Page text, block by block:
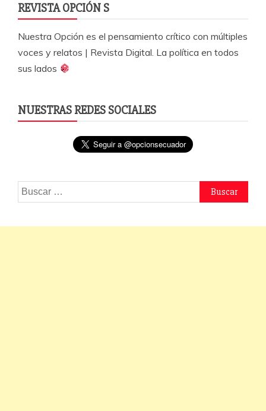
REVISTA OPCIÓN S
Nuestra Opción es el pensamiento crítico con múltiples
voces y relatos | Revista Digital. La política en todos
sus lados
NUESTRAS REDES SOCIALES
Buscar: